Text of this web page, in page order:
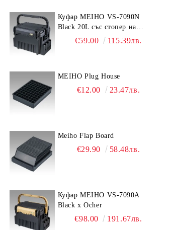
Куфар MEIHO VS-7090N
Black 20L със стопер на
дръжката€59.00 115.39лв.
MEIHO Plug House
€12.00 23.47лв.
Meiho Flap Board
€29.90 58.48лв.
Куфар MEIHO VS-7090A
Black x Ocher
€98.00 191.67лв.